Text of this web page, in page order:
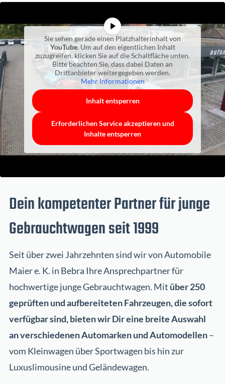
Sie sehen gerade einen Platzhalterinhalt von
YouTube. Um auf den eigentlichen Inhalt
zuzugreifen, klicken Sie auf die Schaltfläche unten.
Bitte beachten Sie, dass dabei Daten an
Drittanbieter weitergegeben werden.
Mehr Informationen
Inhalt entsperren
Erforderlichen Service akzeptieren und
Inhalte entsperren
Dein kompetenter Partner für junge
Gebrauchtwagen seit 1999
Seit über zwei Jahrzehnten sind wir von Automobile
Maier e. K. in Bebra Ihre Ansprechpartner für
hochwertige junge Gebrauchtwagen. Mit über 250
geprüften und aufbereiteten Fahrzeugen, die sofort
verfügbar sind, bieten wir Dir eine breite Auswahl
an verschiedenen Automarken und Automodellen–
vom Kleinwagen über Sportwagen bis hin zur
Luxuslimousine und Geländewagen.